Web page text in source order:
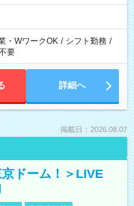
・WワークOK / シフト勤務 /
要
詳細へ
掲載日：2026.08.07
京ドーム！＞LIVE